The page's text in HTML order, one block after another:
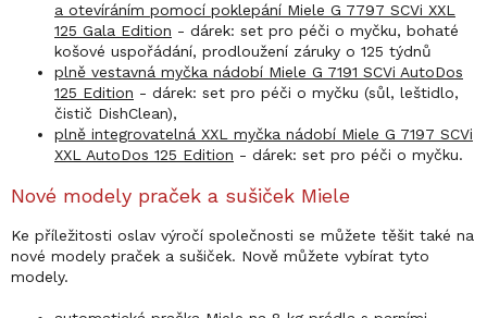
a otevíráním pomocí poklepání Miele G 7797 SCVi XXL
125 Gala Edition - dárek: set pro péči o myčku, bohaté
košové uspořádání, prodloužení záruky o 125 týdnů
plně vestavná myčka nádobí Miele G 7191 SCVi AutoDos
125 Edition - dárek: set pro péči o myčku (sůl, leštidlo,
čistič DishClean),
plně integrovatelná XXL myčka nádobí Miele G 7197 SCVi
XXL AutoDos 125 Edition - dárek: set pro péči o myčku.
Nové modely praček a sušiček Miele
Ke příležitosti oslav výročí společnosti se můžete těšit také na
nové modely praček a sušiček. Nově můžete vybírat tyto
modely.